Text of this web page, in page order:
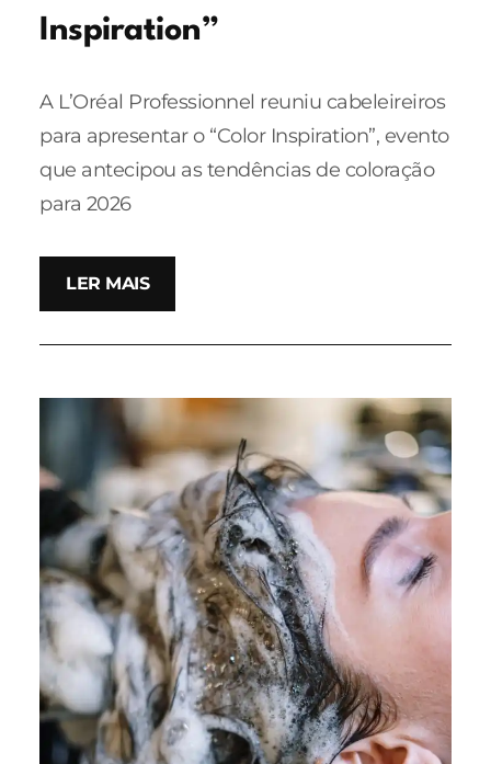
Inspiration”
A L’Oréal Professionnel reuniu cabeleireiros
para apresentar o “Color Inspiration”, evento
que antecipou as tendências de coloração
para 2026
LER MAIS